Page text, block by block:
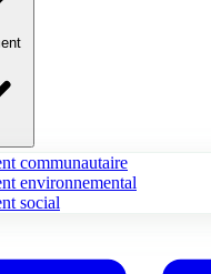
communautaire
environnemental
social